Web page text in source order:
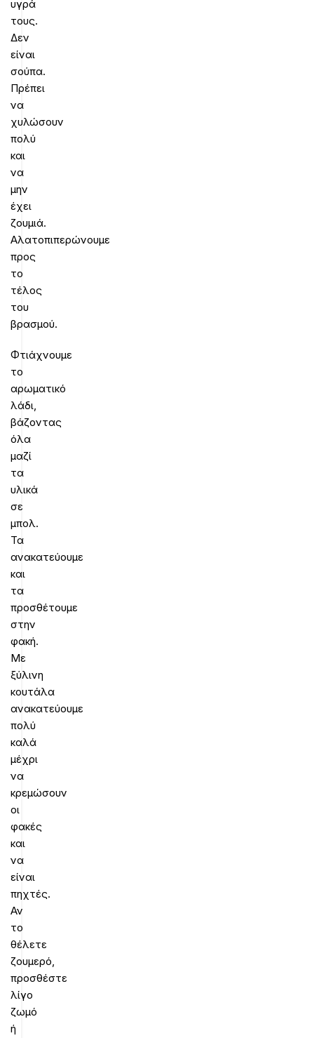
υγρά
τους.
Δεν
είναι
σούπα.
Πρέπει
να
χυλώσουν
πολύ
και
να
μην
έχει
ζουμιά.
Αλατοπιπερώνουμε
προς
το
τέλος
του
βρασμού.
Φτιάχνουμε
το
αρωματικό
λάδι,
βάζοντας
όλα
μαζί
τα
υλικά
σε
μπολ.
Τα
ανακατεύουμε
και
τα
προσθέτουμε
στην
φακή.
Με
ξύλινη
κουτάλα
ανακατεύουμε
πολύ
καλά
μέχρι
να
κρεμώσουν
οι
φακές
και
να
είναι
πηχτές.
Αν
το
θέλετε
ζουμερό,
προσθέστε
λίγο
ζωμό
ή